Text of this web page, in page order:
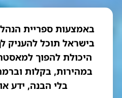
באמצעות ספריית
בישראל תוכל להעניק
היכולת להפוך
במהירות, בקלות
בלי הבנה, ידע